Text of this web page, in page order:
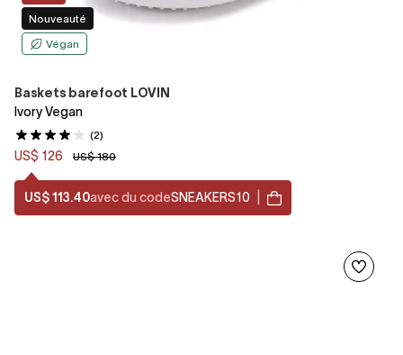
Nouveauté
Végan
Baskets barefoot LOVIN
Ivory Vegan
(2)
US$ 126 US$ 180
US$ 113.40avec du codeSNEAKERS10